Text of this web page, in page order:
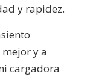
y rapidez.
y a
cargadora